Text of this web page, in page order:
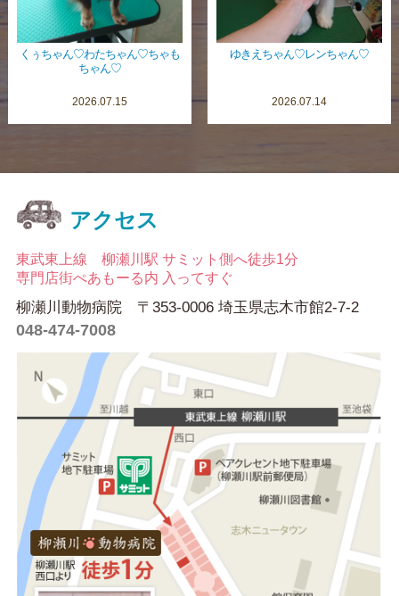
くぅちゃん♡わたちゃん♡ちゃも
ちゃん♡
2026.07.15
ゆきえちゃん♡レンちゃん♡
2026.07.14
アクセス
東武東上線 柳瀬川駅 サミット側へ徒歩1分
専門店街ぺあもーる内 入ってすぐ
柳瀬川動物病院 〒353-0006 埼玉県志木市館2-7-2
048-474-7008